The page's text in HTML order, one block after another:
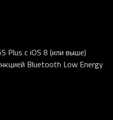
с iOS 8 (или выше)
Bluetooth Low Energy